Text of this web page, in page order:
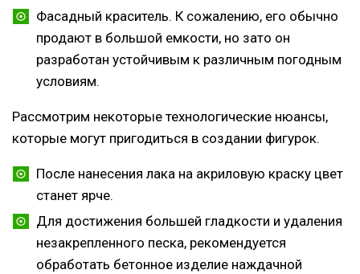
Фасадный краситель. К сожалению, его обычно
продают в большой емкости, но зато он
разработан устойчивым к различным погодным
условиям.
Рассмотрим некоторые технологические нюансы,
которые могут пригодиться в создании фигурок.
После нанесения лака на акриловую краску цвет
станет ярче.
Для достижения большей гладкости и удаления
незакрепленного песка, рекомендуется
обработать бетонное изделие наждачной